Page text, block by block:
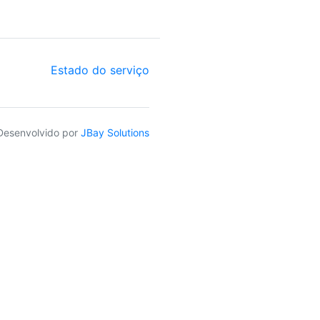
Estado do serviço
por JBay Solutions